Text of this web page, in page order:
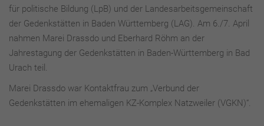
für politische Bildung (LpB) und der Landesarbeitsgemeinschaft
der Gedenkstätten in Baden Württemberg (LAG). Am 6./7. April
nahmen Marei Drassdo und Eberhard Röhm an der
Jahrestagung der Gedenkstätten in Baden-Württemberg in Bad
Urach teil.
Marei Drassdo war Kontaktfrau zum „Verbund der
Gedenkstätten im ehemaligen KZ-Komplex Natzweiler (VGKN)“.